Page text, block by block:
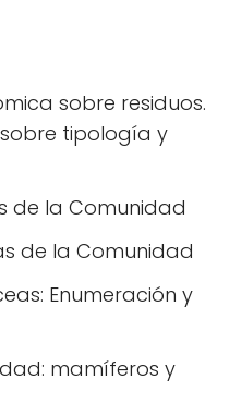
sobre residuos.
tipología y
de la Comunidad
de la Comunidad
Enumeración y
mamíferos y